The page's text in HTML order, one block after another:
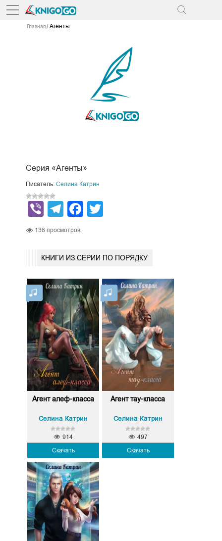
Главная Агенты
Серия «Агенты»
Писатель: Селина Катрин
ViberTelegram
Facebook
136 просмотров
КНИГИ ИЗ СЕРИИ ПО ПОРЯДКУ
Агент алеф-класса
Селина Катрин
Скачать
914
Агент тау-класса
Селина Катрин
Скачать
497